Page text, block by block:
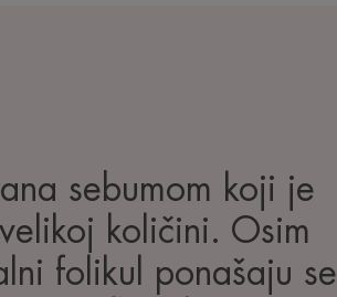
sebumom koji je
količini. Osim
folikul ponašaju se